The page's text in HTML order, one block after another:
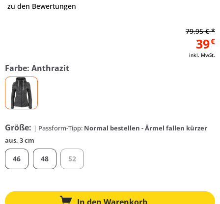
zu den Bewertungen
39€
inkl. MwSt.
79,95 € *
Farbe: Anthrazit
Größe: | Passform-Tipp: Normal bestellen - Ärmel fallen kürzer
aus, 3 cm
46 48 52